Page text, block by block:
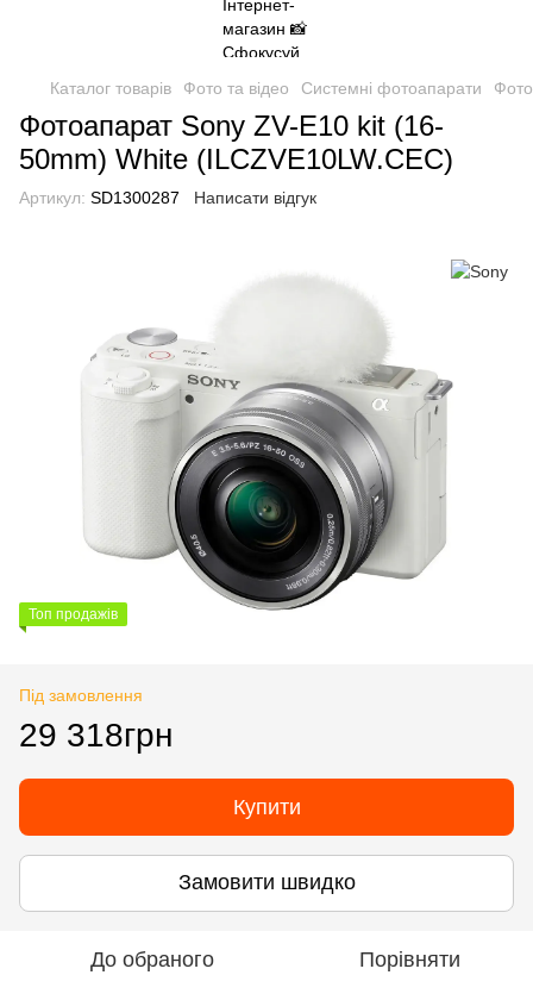
Каталог товарів Фото та відео Системні фотоапарати
Фотоапарат Sony ZV-E10 kit (16-
50mm) White (ILCZVE10LW.CEC)
Артикул: SD1300287 Написати відгук
Топ продажів
Під замовлення
29 318грн
Купити
Замовити швидко
До обраного Порівняти